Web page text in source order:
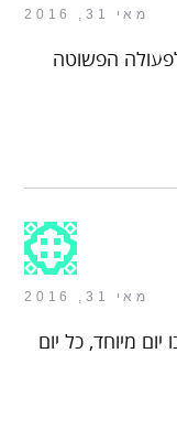
מאי 31, 2016
הפשוטה
מאי 31, 2016
מיוחד, כל יום